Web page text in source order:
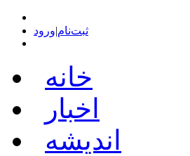
ثبت‌نام|ورود
خانه
اخبار
اندیشه